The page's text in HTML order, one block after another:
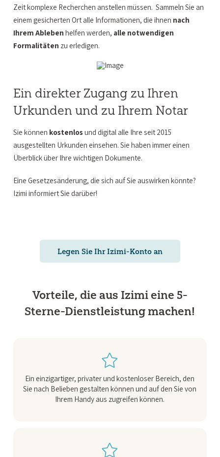
Zeit komplexe Recherchen anstellen müssen. Sammeln Sie an
einem gesicherten Ort alle Informationen, die ihnen nach
Ihrem Ableben helfen werden, alle notwendigen
Formalitäten zu erledigen.
Ein direkter Zugang zu Ihren
Urkunden und zu Ihrem Notar
Sie können kostenlosund digital alle Ihre seit 2015
ausgestellten Urkunden einsehen. Sie haben immer einen
Überblick über Ihre wichtigen Dokumente.
Eine Gesetzesänderung, die sich auf Sie auswirken könnte?
Izimi informiert Sie darüber!
Legen Sie Ihr Izimi-Konto an
Vorteile, die aus Izimi eine 5-
Sterne-Dienstleistung machen!
Ein einzigartiger, privater und kostenloser Bereich, den
Sie nach Belieben gestalten können und auf den Sie von
Ihrem Handy aus zugreifen können.